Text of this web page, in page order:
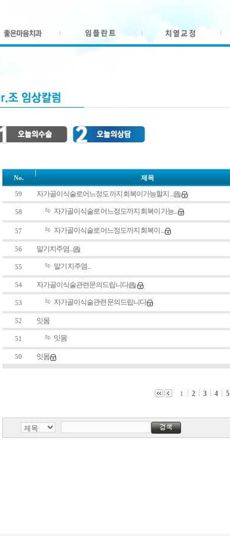
No. 제목
59 자가골이식술로 어느정도 까지 회복이 가능할지 ...
58 자가골이식술로 어느정도 까지 회복이 가능...
57 자가골이식술로 어느정도 까지 회복이 ...
56 말기 치주염...
55 말기 치주염...
54 자가골이식술관련 문의드립니다
53 자가골이식술관련 문의드립니다
52 잇몸
51 잇몸
50 잇몸
1 2 3 4 5